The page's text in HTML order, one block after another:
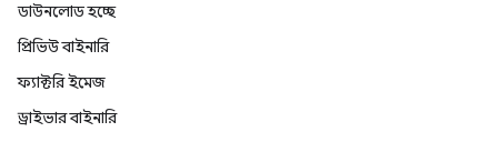
ডাউনলোড হচ্ছে
প্রিভিউ বাইনারি
ফ্যাক্টরি ইমেজ
ড্রাইভার বাইনারি